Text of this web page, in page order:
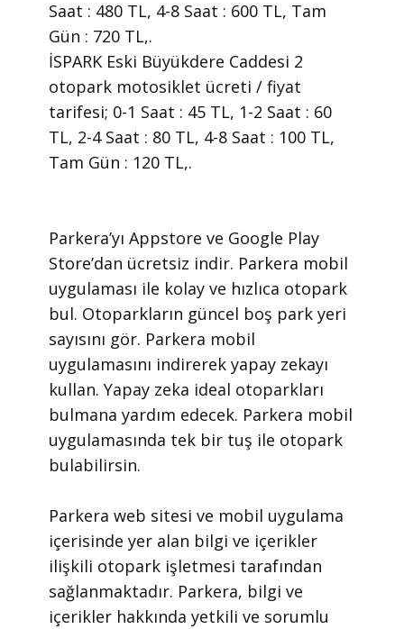
Saat : 480 TL, 4-8 Saat : 600 TL, Tam
Gün : 720 TL,.
İSPARK Eski Büyükdere Caddesi 2
otopark motosiklet ücreti / fiyat
tarifesi; 0-1 Saat : 45 TL, 1-2 Saat : 60
TL, 2-4 Saat : 80 TL, 4-8 Saat : 100 TL,
Tam Gün : 120 TL,.
​Parkera’yı Appstore ve Google Play
Store’dan ücretsiz indir. Parkera mobil
uygulaması ile kolay ve hızlıca otopark
bul. Otoparkların güncel boş park yeri
sayısını gör. Parkera mobil
uygulamasını indirerek yapay zekayı
kullan. Yapay zeka ideal otoparkları
bulmana yardım edecek. Parkera mobil
uygulamasında tek bir tuş ile otopark
bulabilirsin.
​Parkera web sitesi ve mobil uygulama
içerisinde yer alan bilgi ve içerikler
ilişkili otopark işletmesi tarafından
sağlanmaktadır. Parkera, bilgi ve
içerikler hakkında yetkili ve sorumlu